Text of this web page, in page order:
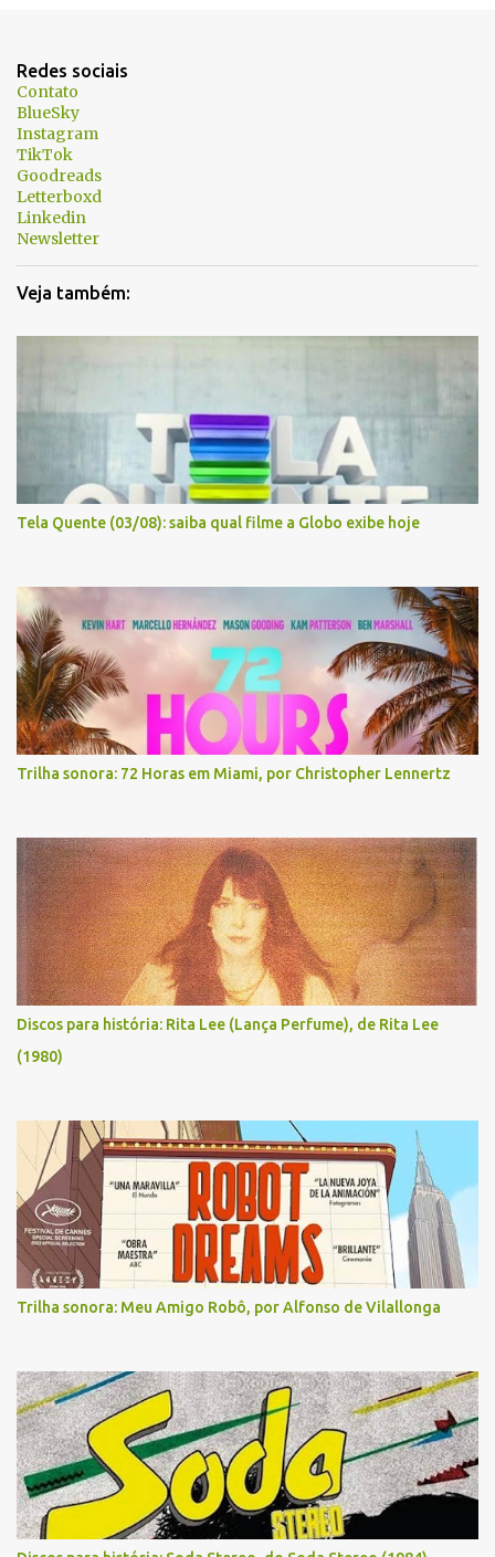
á
r
i
o
s
Redes sociais
Contato
BlueSky
Instagram
TikTok
Goodreads
Letterboxd
Linkedin
Newsletter
Veja também:
Tela Quente (03/08): saiba qual filme a Globo exibe hoje
Trilha sonora: 72 Horas em Miami, por Christopher Lennertz
Discos para história: Rita Lee (Lança Perfume), de Rita Lee
(1980)
Trilha sonora: Meu Amigo Robô, por Alfonso de Vilallonga